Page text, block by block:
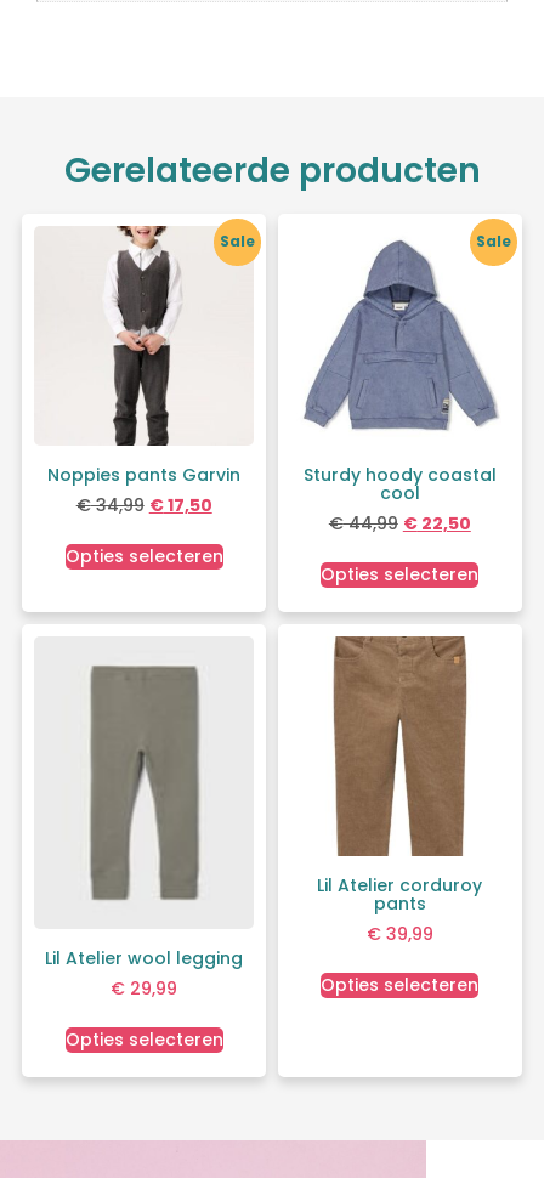
Gerelateerde producten
Sale
Noppies pants Garvin
€34,99 €17,50
Opties selecteren
Sale
Sturdy hoody coastal
cool
€44,99 €22,50
Opties selecteren
Lil Atelier wool legging
€ 29,99
Opties selecteren
Lil Atelier corduroy
pants
€39,99
Opties selecteren